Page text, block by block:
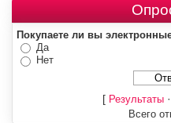
Покупаете ли вы
Да
Нет
[ Результаты·
Всего